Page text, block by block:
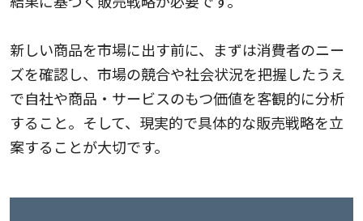
新しい商品を市場に出す前に、まずは消費者のニー
ズを確認し、市場の競合や社会状況を把握したうえ
で自社や商品・サービスのもつ価値を客観的に分析
すること。そして、現実的で具体的な販売戦略を立
案することが大切です。